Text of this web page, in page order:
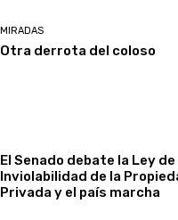
MIRADAS
Otra derrota del coloso
El Senado debate la Ley de
Inviolabilidad de la
Privada y el país marcha